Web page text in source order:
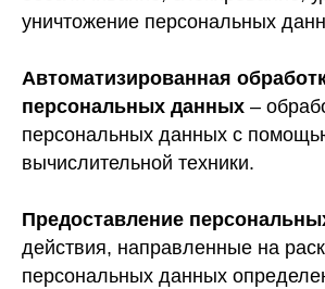
уничтожение персональных
Автоматизированная
персональных данных –
персональных данных с
вычислительной техники.
Предоставление
действия, направленные на
персональных данных